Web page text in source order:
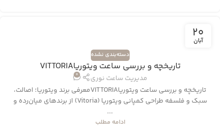
20
آبان
دسته‌بندی نشده
تاریخچه و بررسی ساعت ویتوریاVITTORIA
مدیریت ساعت نوری 0
تاریخچه و بررسی ساعت ویتوریاVITTORIAمعرفی برند ویتوریا؛ اصالت،
سبک و فلسفه طراحی کمپانی ویتوریا (Vitoria) از برندهای میان‌رده و
...
ادامه مطلب